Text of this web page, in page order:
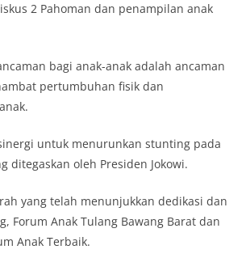
2 Pahoman dan penampilan anak
bagi anak-anak adalah ancaman
pertumbuhan fisik dan
untuk menurunkan stunting pada
ditegaskan oleh Presiden Jokowi.
yang telah menunjukkan dedikasi dan
Forum Anak Tulang Bawang Barat dan
Anak Terbaik.